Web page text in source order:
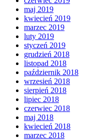
maj 2019
kwiecień 2019
marzec 2019
luty 2019
styczeń 2019
grudzień 2018
listopad 2018
październik 2018
wrzesień 2018
sierpień 2018
lipiec 2018
czerwiec 2018
maj 2018
kwiecień 2018
marzec 2018